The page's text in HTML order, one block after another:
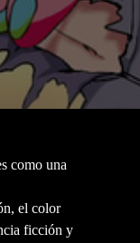
como una
el color
ficción y